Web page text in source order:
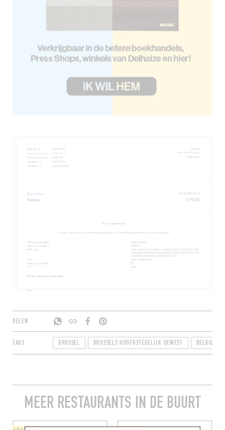
DELEN
TAGS BRUSSEL BRUSSELS HOOFDSTEDELIJK GEWEST BELGIQUE
MEER RESTAURANTS IN DE BUURT